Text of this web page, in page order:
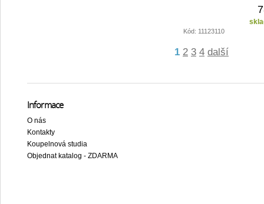
Kód: 11123110
1 2 3 4 další
Informace
O nás
Kontakty
Koupelnová studia
Objednat katalog - ZDARMA